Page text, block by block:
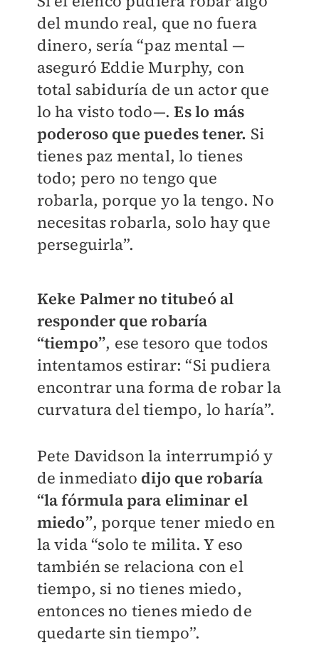
del mundo real, que no fuera
dinero, sería “paz mental —
aseguró Eddie Murphy, con
total sabiduría de un actor que
lo ha visto todo—.Es lo más
poderoso que puedes tener. Si
tienes paz mental, lo tienes
todo; pero no tengo que
robarla, porque yo la tengo. No
necesitas robarla, solo hay que
perseguirla”.
Keke Palmer no titubeó al
responder que robaría
“tiempo”, ese tesoro que todos
intentamos estirar: “Si pudiera
encontrar una forma de robar la
curvatura del tiempo, lo haría”.
Pete Davidson la interrumpió y
de inmediato dijo que robaría
“la fórmula para eliminar el
miedo”, porque tener miedo en
la vida “solo te milita. Y eso
también se relaciona con el
tiempo, si no tienes miedo,
entonces no tienes miedo de
quedarte sin tiempo”.